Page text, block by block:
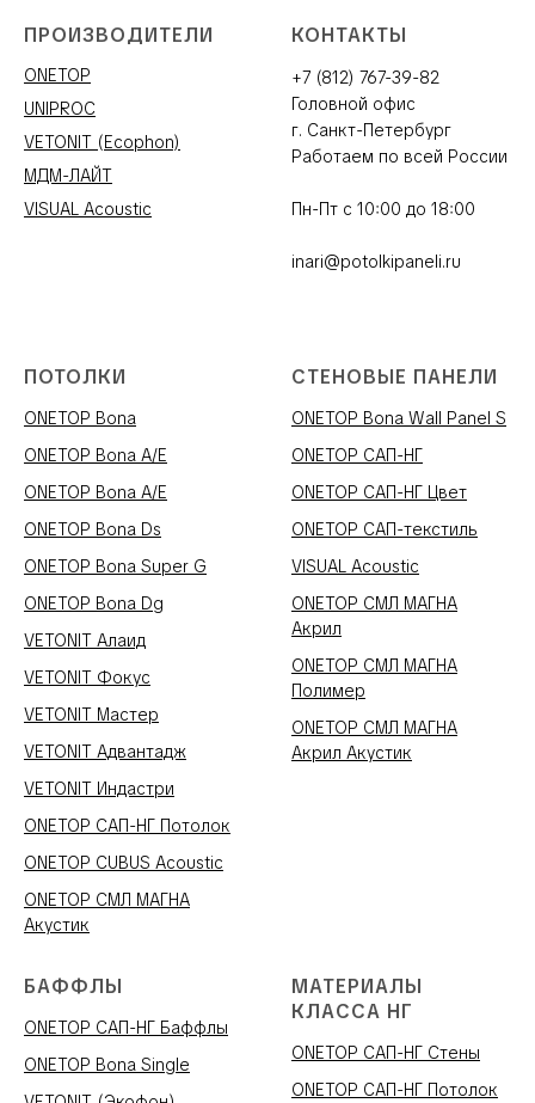
ПРОИЗВОДИТЕЛИ
ONETOP
UNIPROC
VETONIT (Ecophon)
МДМ-ЛАЙТ
VISUAL Acoustic
КОНТАКТЫ
+7 (812) 767-39-82
Головной офис
г. Санкт-Петербург
Работаем по всей России
Пн-Пт с 10:00 до 18:00
inari@potolkipaneli.ru
ПОТОЛКИ
ONETOP Bona
ONETOP Bona A/E
ONETOP Bona A/E
ONETOP Bona Ds
ONETOP Bona Super G
ONETOP Bona Dg
VETONIT Алаид
VETONIT Фокус
VETONIT Мастер
VETONIT Адвантадж
VETONIT Индастри
ONETOP САП-НГ Потолок
ONETOP CUBUS Acoustic
ONETOP СМЛ МАГНА
Акустик
СТЕНОВЫЕ ПАНЕЛИ
ONETOP Bona Wall Panel S
ONETOP САП-НГ
ONETOP САП-НГ Цвет
ONETOP САП-текстиль
VISUAL Acoustic
ONETOP СМЛ МАГНА
Акрил
ONETOP СМЛ МАГНА
Полимер
ONETOP СМЛ МАГНА
Акрил Акустик
БАФФЛЫ
ONETOP САП-НГ Баффлы
ONETOP Bona Single
МАТЕРИАЛЫ
КЛАССА НГ
ONETOP САП-НГ Стены
ONETOP САП-НГ Потолок